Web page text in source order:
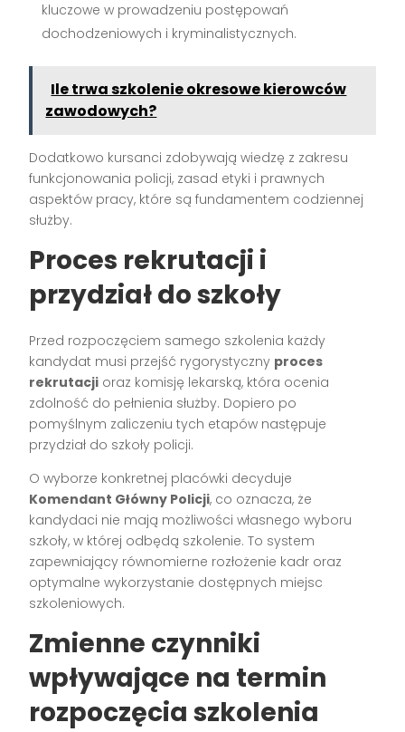
kluczowe w prowadzeniu postępowań
dochodzeniowych i kryminalistycznych.
Ile trwa szkolenie okresowe kierowców
zawodowych?
Dodatkowo kursanci zdobywają wiedzę z zakresu
funkcjonowania policji, zasad etyki i prawnych
aspektów pracy, które są fundamentem codziennej
służby.
Proces rekrutacji i
przydział do szkoły
Przed rozpoczęciem samego szkolenia każdy
kandydat musi przejść rygorystyczny proces
rekrutacji oraz komisję lekarską, która ocenia
zdolność do pełnienia służby. Dopiero po
pomyślnym zaliczeniu tych etapów następuje
przydział do szkoły policji.
O wyborze konkretnej placówki decyduje
Komendant Główny Policji, co oznacza, że
kandydaci nie mają możliwości własnego wyboru
szkoły, w której odbędą szkolenie. To system
zapewniający równomierne rozłożenie kadr oraz
optymalne wykorzystanie dostępnych miejsc
szkoleniowych.
Zmienne czynniki
wpływające na termin
rozpoczęcia szkolenia